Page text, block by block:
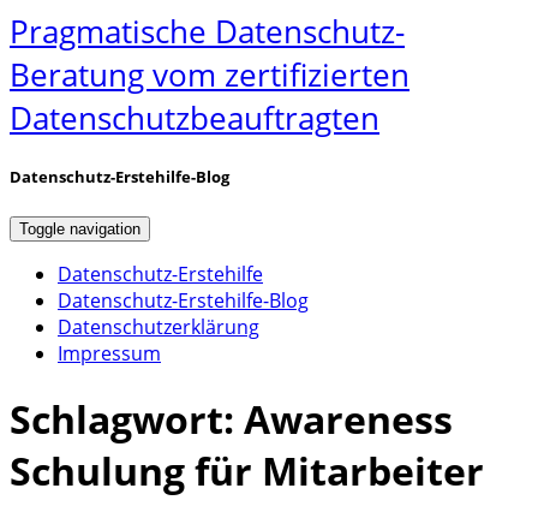
Pragmatische Datenschutz-
Beratung vom zertifizierten
Datenschutzbeauftragten
Datenschutz-Erstehilfe-Blog
Toggle navigation
Datenschutz-Erstehilfe
Datenschutz-Erstehilfe-Blog
Datenschutzerklärung
Impressum
Schlagwort: Awareness
Schulung für Mitarbeiter